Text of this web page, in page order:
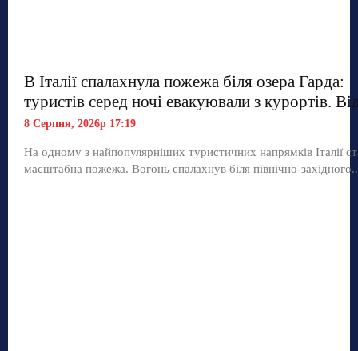
В Італії спалахнула пожежа біля озера Гарда:
туристів серед ночі евакуювали з курортів.
8 Серпня, 2026р 17:19
На одному з найпопулярніших туристичних напрямків Італії
масштабна пожежа. Вогонь спалахнув біля північно-